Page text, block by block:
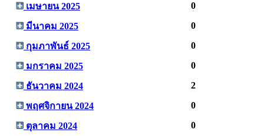
เมษายน 2025 0
มีนาคม 2025 0
กุมภาพันธ์ 2025 0
มกราคม 2025 0
ธันวาคม 2024 2
พฤศจิกายน 2024 0
ตุลาคม 2024 0